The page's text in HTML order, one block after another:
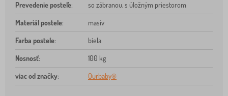
Prevedenie posteľe: so zábranou, s úložným priestorom
Materiál postele: masív
Farba postele: biela
Nosnosť: 100 kg
viac od značky: Ourbaby®